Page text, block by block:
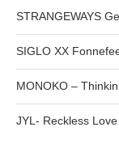
STRANGEWAYS
SIGLO XX
MONOKO –
JYL- Reckless Love